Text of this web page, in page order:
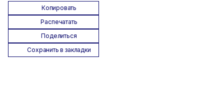
Копировать
Распечатать
Поделиться
Сохранить в закладки